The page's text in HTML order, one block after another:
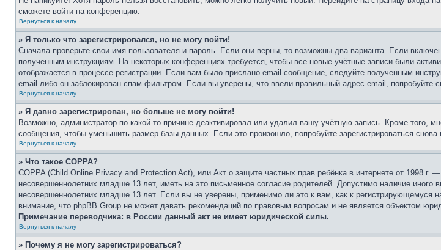
сможете войти на конференцию.
Вернуться к началу
» Я только что зарегистрировался, но не могу войти!
Сначала проверьте свои имя пользователя и пароль. Если они верны, то возможны два варианта. Если
полученным инструкциям. На некоторых конференциях требуется, чтобы все новые учётные записи были
отображается в процессе регистрации. Если вам было прислано email-сообщение, следуйте полученным
email либо он заблокирован спам-фильтром. Если вы уверены, что ввели правильный адрес email, попробуйте
Вернуться к началу
» Я давно зарегистрирован, но больше не могу войти!
Возможно, администратор по какой-то причине деактивировал или удалил вашу учётную запись. Кроме того,
сообщения, чтобы уменьшить размер базы данных. Если это произошло, попробуйте зарегистрироваться снова
Вернуться к началу
» Что такое COPPA?
COPPA (Child Online Privacy and Protection Act), или Акт о защите частных прав ребёнка в интернете от 1998
несовершеннолетних младше 13 лет, иметь на это письменное согласие родителей. Допустимо наличие
несовершеннолетних младше 13 лет. Если вы не уверены, применимо ли это к вам, как к регистрирующемуся
внимание, что phpBB Group не может давать рекомендаций по правовым вопросам и не является объектом
Примечание переводчика: в России данный акт не имеет юридической силы.
Вернуться к началу
» Почему я не могу зарегистрироваться?